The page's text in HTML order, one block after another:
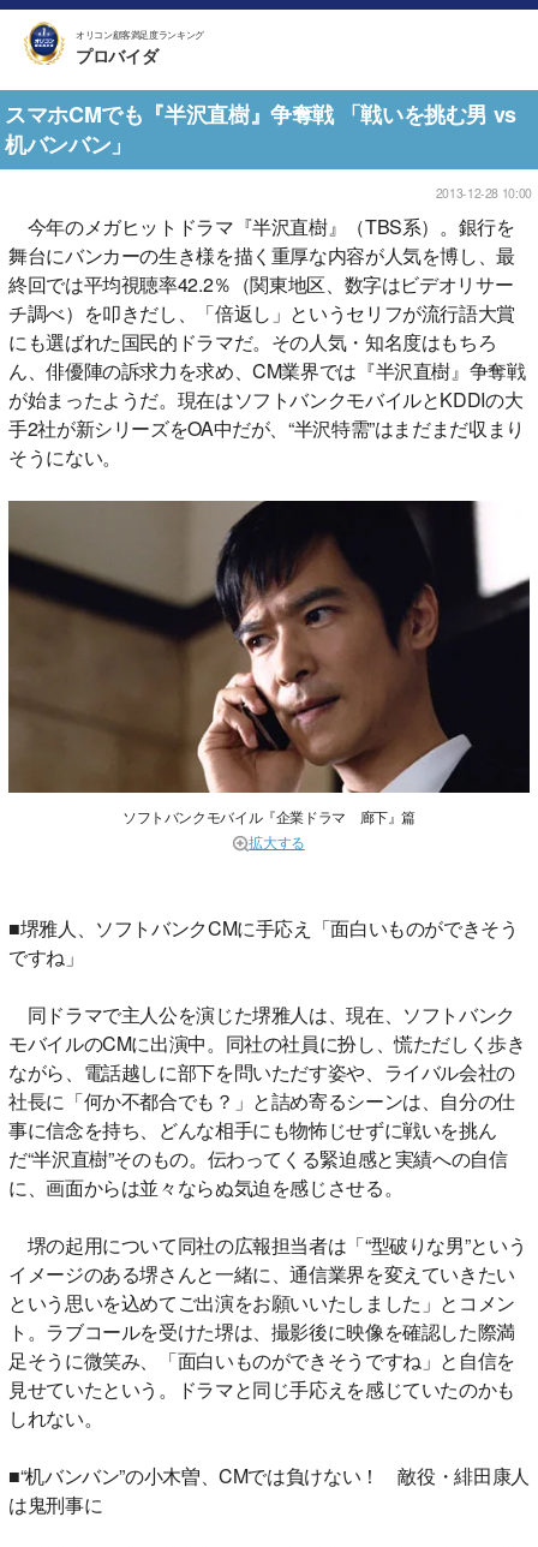
オリコン顧客満足度ランキング
プロバイダ
スマホCMでも『半沢直樹』争奪戦 「戦いを挑む男 vs
机バンバン」
2013-12-28 10:00
今年のメガヒットドラマ『半沢直樹』（TBS系）。銀行を
舞台にバンカーの生き様を描く重厚な内容が人気を博し、最
終回では平均視聴率42.2％（関東地区、数字はビデオリサー
チ調べ）を叩きだし、「倍返し」というセリフが流行語大賞
にも選ばれた国民的ドラマだ。その人気・知名度はもちろ
ん、俳優陣の訴求力を求め、CM業界では『半沢直樹』争奪戦
が始まったようだ。現在はソフトバンクモバイルとKDDIの大
手2社が新シリーズをOA中だが、“半沢特需”はまだまだ収まり
そうにない。
ソフトバンクモバイル『企業ドラマ 廊下』篇
拡大する
■堺雅人、ソフトバンクCMに手応え「面白いものができそう
ですね」
同ドラマで主人公を演じた堺雅人は、現在、ソフトバンク
モバイルのCMに出演中。同社の社員に扮し、慌ただしく歩き
ながら、電話越しに部下を問いただす姿や、ライバル会社の
社長に「何か不都合でも？」と詰め寄るシーンは、自分の仕
事に信念を持ち、どんな相手にも物怖じせずに戦いを挑ん
だ“半沢直樹”そのもの。伝わってくる緊迫感と実績への自信
に、画面からは並々ならぬ気迫を感じさせる。
堺の起用について同社の広報担当者は「“型破りな男”という
イメージのある堺さんと一緒に、通信業界を変えていきたい
という思いを込めてご出演をお願いいたしました」とコメン
ト。ラブコールを受けた堺は、撮影後に映像を確認した際満
足そうに微笑み、「面白いものができそうですね」と自信を
見せていたという。ドラマと同じ手応えを感じていたのかも
しれない。
■“机バンバン”の小木曽、CMでは負けない！ 敵役・緋田康人
は鬼刑事に